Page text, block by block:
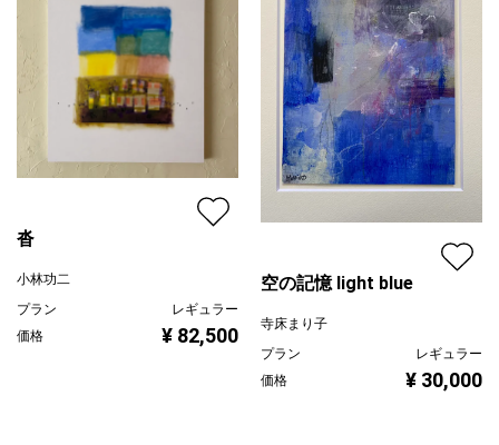
沓
小林功二
プラン
レギュラー
価格
¥ 82,500
空の記憶 light blue
寺床まり子
プラン
レギュラー
価格
¥ 30,000